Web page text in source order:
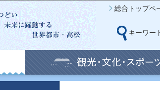
このページの本文へ移動
総合トップペ
キーワー